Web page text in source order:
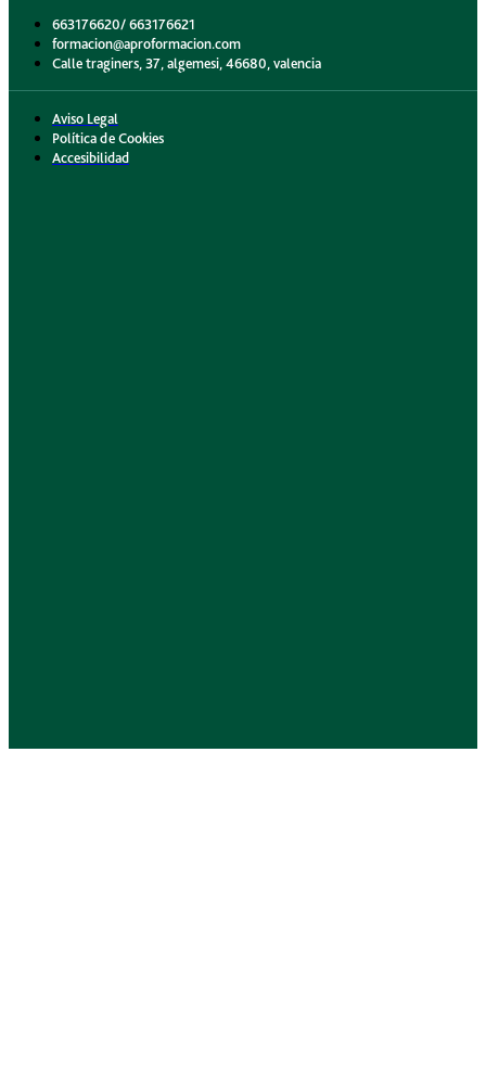
663176620/ 663176621
formacion@aproformacion.com
Calle traginers, 37, algemesi, 46680, valencia
Aviso Legal
Política de Cookies
Accesibilidad